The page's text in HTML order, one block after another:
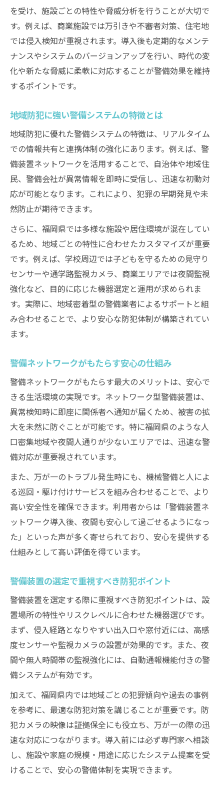
を受け、施設ごとの特性や脅威分析を行うことが大切で
す。例えば、商業施設では万引きや不審者対策、住宅地
では侵入検知が重視されます。導入後も定期的なメンテ
ナンスやシステムのバージョンアップを行い、時代の変
化や新たな脅威に柔軟に対応することが警備効果を維持
するポイントです。
地域防犯に強い警備システムの特徴とは
地域防犯に優れた警備システムの特徴は、リアルタイム
での情報共有と連携体制の強化にあります。例えば、警
備装置ネットワークを活用することで、自治体や地域住
民、警備会社が異常情報を即時に受信し、迅速な初動対
応が可能となります。これにより、犯罪の早期発見や未
然防止が期待できます。
さらに、福岡県では多様な施設や居住環境が混在してい
るため、地域ごとの特性に合わせたカスタマイズが重要
です。例えば、学校周辺では子どもを守るための見守り
センサーや通学路監視カメラ、商業エリアでは夜間監視
強化など、目的に応じた機器選定と運用が求められま
す。実際に、地域密着型の警備業者によるサポートと組
み合わせることで、より安心な防犯体制が構築されてい
ます。
警備ネットワークがもたらす安心の仕組み
警備ネットワークがもたらす最大のメリットは、安心で
きる生活環境の実現です。ネットワーク型警備装置は、
異常検知時に即座に関係者へ通知が届くため、被害の拡
大を未然に防ぐことが可能です。特に福岡県のような人
口密集地域や夜間人通りが少ないエリアでは、迅速な警
備対応が重要視されています。
また、万が一のトラブル発生時にも、機械警備と人によ
る巡回・駆け付けサービスを組み合わせることで、より
高い安全性を確保できます。利用者からは「警備装置ネ
ットワーク導入後、夜間も安心して過ごせるようになっ
た」といった声が多く寄せられており、安心を提供する
仕組みとして高い評価を得ています。
警備装置の選定で重視すべき防犯ポイント
警備装置を選定する際に重視すべき防犯ポイントは、設
置場所の特性やリスクレベルに合わせた機器選びです。
まず、侵入経路となりやすい出入口や窓付近には、高感
度センサーや監視カメラの設置が効果的です。また、夜
間や無人時間帯の監視強化には、自動通報機能付きの警
備システムが有効です。
加えて、福岡県内では地域ごとの犯罪傾向や過去の事例
を参考に、最適な防犯対策を講じることが重要です。防
犯カメラの映像は証拠保全にも役立ち、万が一の際の迅
速な対応につながります。導入前には必ず専門家へ相談
し、施設や家庭の規模・用途に応じたシステム提案を受
けることで、安心の警備体制を実現できます。